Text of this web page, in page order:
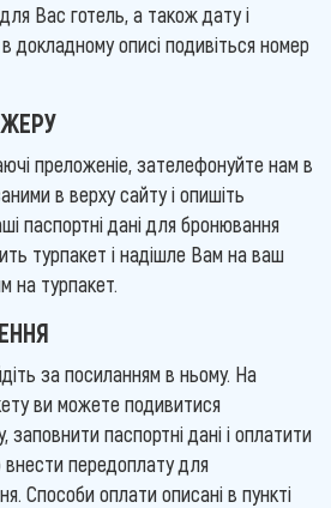
Вас готель, а також дату і
докладному описі подивіться номер
преложеніе, зателефонуйте нам в
в верху сайту і опишіть
паспортні дані для бронювання
турпакет і надішле Вам на ваш
на турпакет.
за посиланням в ньому. На
ви можете подивитися
заповнити паспортні дані і оплатити
внести передоплату для
Способи оплати описані в пункті